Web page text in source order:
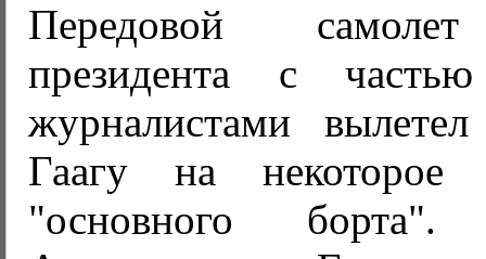
Передовой самолет
президента с
журналистами
Гаагу на некоторое
"основного